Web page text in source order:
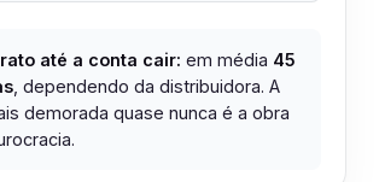
até a conta cair: em média 45
, dependendo da distribuidora. A
demorada quase nunca é a obra